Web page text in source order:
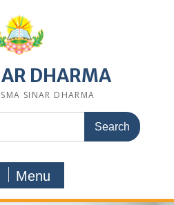
DHARMA
SINAR DHARMA
Menu